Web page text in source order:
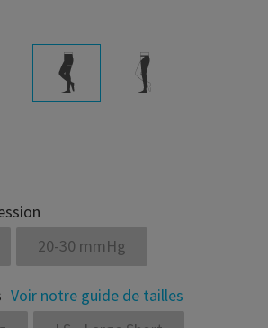
20-30 mmHg
Voir notre guide de tailles